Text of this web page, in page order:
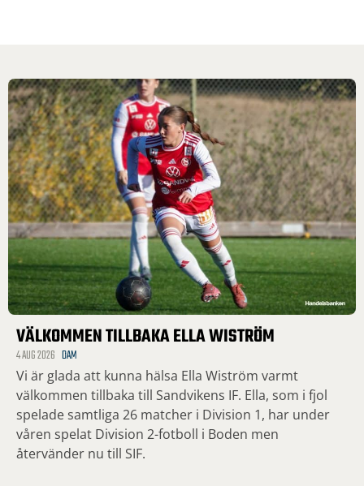
VÄLKOMMEN TILLBAKA ELLA WISTRÖM
4 AUG 2026 DAM
Vi är glada att kunna hälsa Ella Wiström varmt
välkommen tillbaka till Sandvikens IF. Ella, som i fjol
spelade samtliga 26 matcher i Division 1, har under
våren spelat Division 2-fotboll i Boden men
återvänder nu till SIF.